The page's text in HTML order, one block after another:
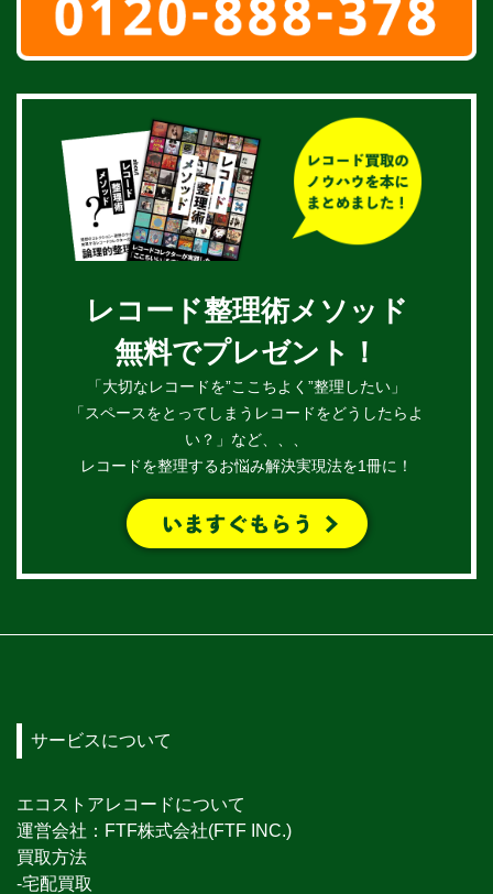
レコード整理術メソッド
無料でプレゼント！
「大切なレコードを”ここちよく”整理したい」
「スペースをとってしまうレコードをどうしたらよ
い？」など、、、
レコードを整理するお悩み解決実現法を1冊に！
サービスについて
エコストアレコードについて
運営会社：FTF株式会社(FTF INC.)
買取方法
-宅配買取